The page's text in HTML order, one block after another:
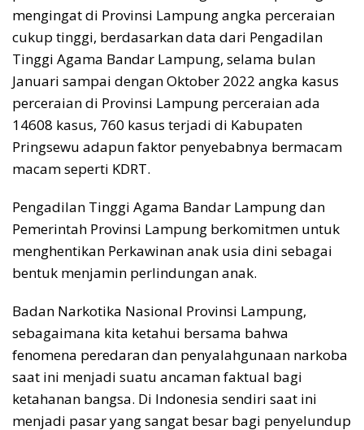
mengingat di Provinsi Lampung angka perceraian
cukup tinggi, berdasarkan data dari Pengadilan
Tinggi Agama Bandar Lampung, selama bulan
Januari sampai dengan Oktober 2022 angka kasus
perceraian di Provinsi Lampung perceraian ada
14608 kasus, 760 kasus terjadi di Kabupaten
Pringsewu adapun faktor penyebabnya bermacam
macam seperti KDRT.
Pengadilan Tinggi Agama Bandar Lampung dan
Pemerintah Provinsi Lampung berkomitmen untuk
menghentikan Perkawinan anak usia dini sebagai
bentuk menjamin perlindungan anak.
Badan Narkotika Nasional Provinsi Lampung,
sebagaimana kita ketahui bersama bahwa
fenomena peredaran dan penyalahgunaan narkoba
saat ini menjadi suatu ancaman faktual bagi
ketahanan bangsa. Di Indonesia sendiri saat ini
menjadi pasar yang sangat besar bagi penyelundup